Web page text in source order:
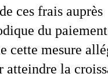
ces frais auprès
du paiement
cette mesure
la